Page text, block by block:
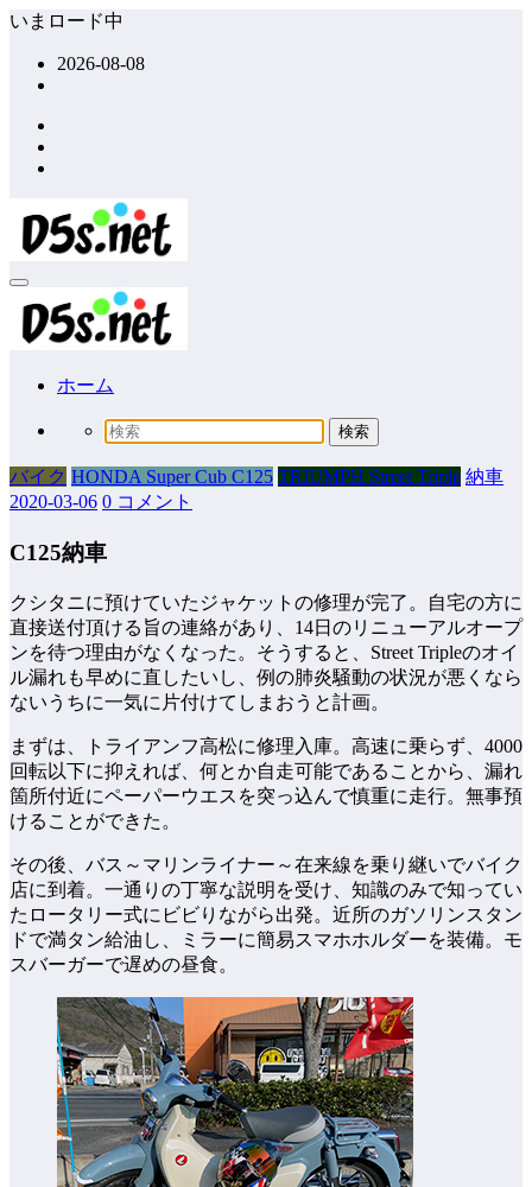
コ
ッ
プ
いまロード中
2026-08-08
ホーム
バイク HONDA Super Cub C125 TRIUMPH Street Triple 納車
2020-03-06 0 コメント
C125納車
クシタニに預けていたジャケットの修理が完了。自宅の方に
直接送付頂ける旨の連絡があり、14日のリニューアルオープ
ンを待つ理由がなくなった。そうすると、Street Tripleのオイ
ル漏れも早めに直したいし、例の肺炎騒動の状況が悪くなら
ないうちに一気に片付けてしまおうと計画。
まずは、トライアンフ高松に修理入庫。高速に乗らず、4000
回転以下に抑えれば、何とか自走可能であることから、漏れ
箇所付近にペーパーウエスを突っ込んで慎重に走行。無事預
けることができた。
その後、バス～マリンライナー～在来線を乗り継いでバイク
店に到着。一通りの丁寧な説明を受け、知識のみで知ってい
たロータリー式にビビりながら出発。近所のガソリンスタン
ドで満タン給油し、ミラーに簡易スマホホルダーを装備。モ
スバーガーで遅めの昼食。